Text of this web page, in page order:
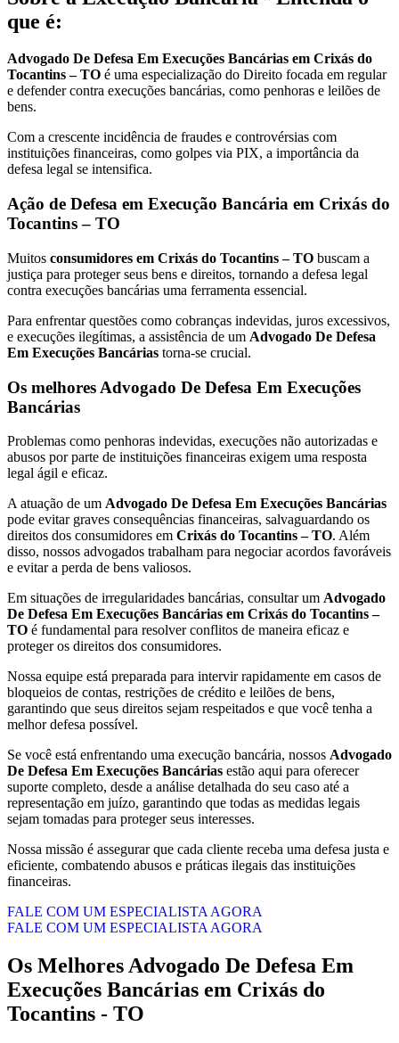
que é:
Advogado De Defesa Em Execuções Bancárias em Crixás do
Tocantins – TO é uma especialização do Direito focada em regular
e defender contra execuções bancárias, como penhoras e leilões de
bens.
Com a crescente incidência de fraudes e controvérsias com
instituições financeiras, como golpes via PIX, a importância da
defesa legal se intensifica.
Ação de Defesa em Execução Bancária em Crixás do
Tocantins – TO
Muitos consumidores em Crixás do Tocantins – TO buscam a
justiça para proteger seus bens e direitos, tornando a defesa legal
contra execuções bancárias uma ferramenta essencial.
Para enfrentar questões como cobranças indevidas, juros excessivos,
e execuções ilegítimas, a assistência de um Advogado De Defesa
Em Execuções Bancárias torna-se crucial.
Os melhores Advogado De Defesa Em Execuções
Bancárias
Problemas como penhoras indevidas, execuções não autorizadas e
abusos por parte de instituições financeiras exigem uma resposta
legal ágil e eficaz.
A atuação de um Advogado De Defesa Em Execuções Bancárias
pode evitar graves consequências financeiras, salvaguardando os
direitos dos consumidores em Crixás do Tocantins – TO. Além
disso, nossos advogados trabalham para negociar acordos favoráveis
e evitar a perda de bens valiosos.
Em situações de irregularidades bancárias, consultar um Advogado
De Defesa Em Execuções Bancárias em Crixás do Tocantins –
TO é fundamental para resolver conflitos de maneira eficaz e
proteger os direitos dos consumidores.
Nossa equipe está preparada para intervir rapidamente em casos de
bloqueios de contas, restrições de crédito e leilões de bens,
garantindo que seus direitos sejam respeitados e que você tenha a
melhor defesa possível.
Se você está enfrentando uma execução bancária, nossos Advogado
De Defesa Em Execuções Bancárias estão aqui para oferecer
suporte completo, desde a análise detalhada do seu caso até a
representação em juízo, garantindo que todas as medidas legais
sejam tomadas para proteger seus interesses.
Nossa missão é assegurar que cada cliente receba uma defesa justa e
eficiente, combatendo abusos e práticas ilegais das instituições
financeiras.
FALE COM UM ESPECIALISTA AGORA
FALE COM UM ESPECIALISTA AGORA
Os Melhores Advogado De Defesa Em
Execuções Bancárias em Crixás do
Tocantins - TO